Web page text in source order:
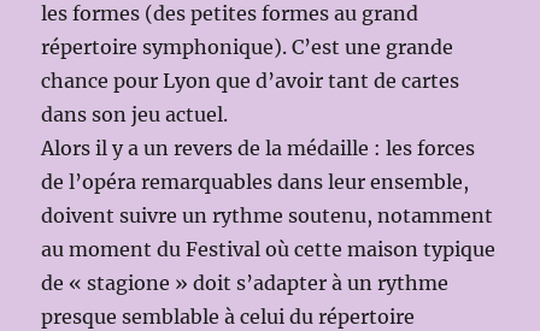
les formes (des petites formes au grand
répertoire symphonique). C’est une grande
chance pour Lyon que d’avoir tant de cartes
dans son jeu actuel.
Alors il y a un revers de la médaille : les forces
de l’opéra remarquables dans leur ensemble,
doivent suivre un rythme soutenu, notamment
au moment du Festival où cette maison typique
de « stagione » doit s’adapter à un rythme
presque semblable à celui du répertoire